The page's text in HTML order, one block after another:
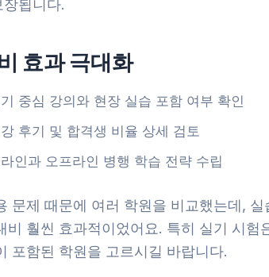
됩니다.
효과 극대화
중심 강의와 현장 실습 포함 여부 확인
후기 및 합격생 비율 상세 검토
인과 오프라인 병행 학습 전략 수립
문제 때문에 여러 학원을 비교했는데,
비 훨씬 효과적이었어요. 특히 실기 시험
포함된 학원을 고르시길 바랍니다.